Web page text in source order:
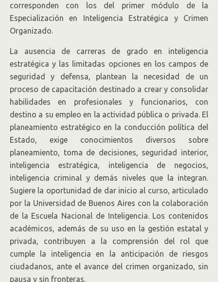
corresponden con los del primer módulo de la
Especialización en Inteligencia Estratégica y Crimen
Organizado.
La ausencia de carreras de grado en inteligencia
estratégica y las limitadas opciones en los campos de
seguridad y defensa, plantean la necesidad de un
proceso de capacitación destinado a crear y consolidar
habilidades en profesionales y funcionarios, con
destino a su empleo en la actividad pública o privada. El
planeamiento estratégico en la conducción política del
Estado, exige conocimientos diversos sobre
planeamiento, toma de decisiones, seguridad interior,
inteligencia estratégica, inteligencia de negocios,
inteligencia criminal y demás niveles que la integran.
Sugiere la oportunidad de dar inicio al curso, articulado
por la Universidad de Buenos Aires con la colaboración
de la Escuela Nacional de Inteligencia. Los contenidos
académicos, además de su uso en la gestión estatal y
privada, contribuyen a la comprensión del rol que
cumple la inteligencia en la anticipación de riesgos
ciudadanos, ante el avance del crimen organizado, sin
pausa y sin fronteras.